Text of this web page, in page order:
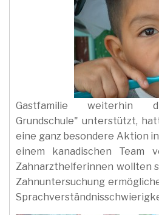
Gastfamilie weiterhin
Grundschule" unterstützt,
eine ganz besondere Aktion
einem kanadischen Team
Zahnarzthelferinnen wollten
Zahnuntersuchung